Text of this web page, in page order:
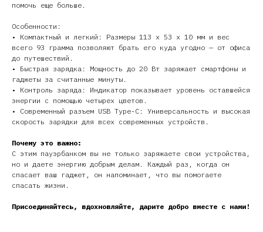
помочь еще больше.
Особенности:
• Компактный и легкий: Размеры 113 х 53 х 10 мм и вес
всего 93 грамма позволяют брать его куда угодно — от офиса
до путешествий.
• Быстрая зарядка: Мощность до 20 Вт заряжает смартфоны и
гаджеты за считанные минуты.
• Контроль заряда: Индикатор показывает уровень оставшейся
энергии с помощью четырех цветов.
• Современный разъем USB Type-C: Универсальность и высокая
скорость зарядки для всех современных устройств.
Почему это важно:
С этим пауэрбанком вы не только заряжаете свои устройства,
но и даете энергию добрым делам. Каждый раз, когда он
спасает ваш гаджет, он напоминает, что вы помогаете
спасать жизни.
Присоединяйтесь, вдохновляйте, дарите добро вместе с нами!